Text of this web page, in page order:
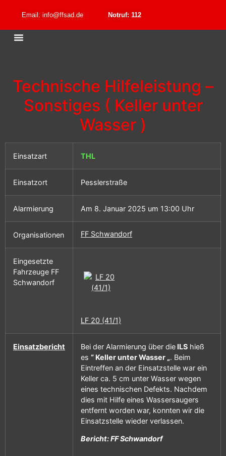
Email: info@ffsad.de Notruf: 112
Technische Hilfeleistung –
Sonstiges ( Keller unter
Wasser )
Einsatzart THL
Einsatzort Pesslerstraße
Alarmierung Am 8. Januar 2025 um 13:00 Uhr
Organisationen FF Schwandorf
Eingesetzte
Fahrzeuge FF
Schwandorf
LF 20 (41/1)
Einsatzbericht Bei der Alarmierung über die ILS hieß
es “ Keller unter Wasser „. Beim
Eintreffen an der Einsatzstelle war ein
Keller ca. 5 cm unter Wasser wegen
eines technischen Defekts. Nachdem
dies mit Hilfe eines Wassersaugers
entfernt worden war, konnten wir die
Einsatzstelle wieder verlassen.
Bericht: FF Schwandorf